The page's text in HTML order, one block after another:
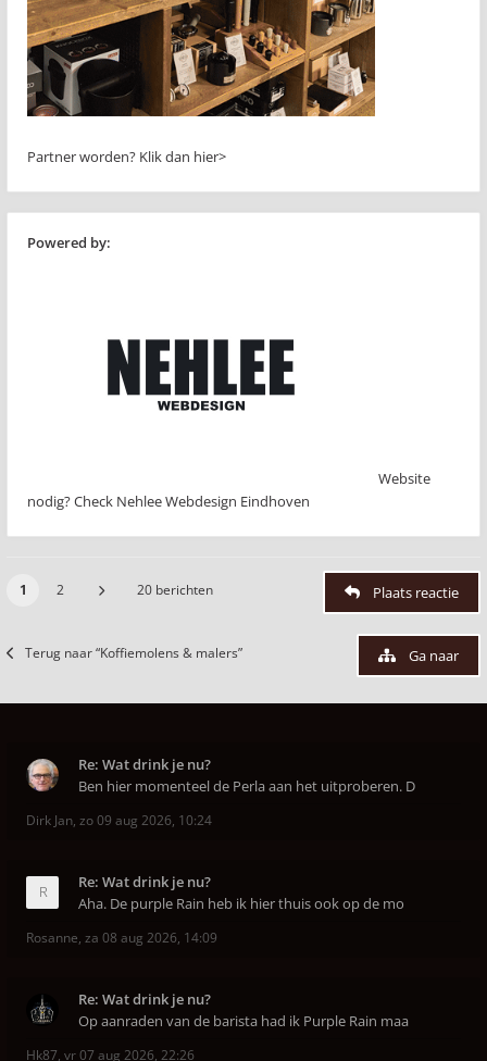
Partner worden? Klik dan hier>
Powered by:
Website
nodig? Check Nehlee Webdesign Eindhoven
1 2 20 berichten Plaats reactie
Terug naar “Koffiemolens & malers” Ga naar
Re: Wat drink je nu?
Ben hier momenteel de Perla aan het uitproberen. D
Dirk Jan, zo 09 aug 2026, 10:24
Re: Wat drink je nu?
Aha. De purple Rain heb ik hier thuis ook op de mo
Rosanne, za 08 aug 2026, 14:09
Re: Wat drink je nu?
Op aanraden van de barista had ik Purple Rain maa
Hk87, vr 07 aug 2026, 22:26